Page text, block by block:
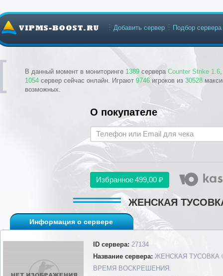
В данный момент в мониторинге 1389 сервера Counter Strike 1.6
1054 сервер сейчас онлайн. Играют 9746 игроков из 30528
возможных.
Добавить сервер Подбор сервера
О покупателе
Избранное499,00 ₽
ЖЕНСКАЯ
Информация о сервере
ID сервера: 27134
Название сервера: ЖЕНСКАЯ ТУСОВКА
ВРЕМЯ ВОСКРЕШЕНИЯ.